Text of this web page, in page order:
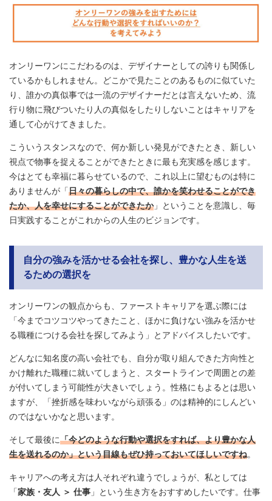
オンリーワンにこだわるのは、デザイナーとしての誇りも関係し
ているかもしれません。どこかで見たことのあるものに似ていた
り、誰かの真似事では一流のデザイナーだとは言えないため、流
行り物に飛びついたり人の真似をしたりしないことはキャリアを
通して心がけてきました。
こういうスタンスなので、何か新しい発見ができたとき、新しい
視点で物事を捉えることができたときに最も充実感を感じます。
今はとても幸福に暮らせているので、これ以上に望むものは特に
ありませんが「日々の暮らしの中で、誰かを笑わせることができ
たか、人を幸せにすることができたか」ということを意識し、毎
日実践することがこれからの人生のビジョンです。
自分の強みを活かせる会社を探し、豊かな人生を送
るための選択を
オンリーワンの観点からも、ファーストキャリアを選ぶ際には
「今までコツコツやってきたこと、ほかに負けない強みを活かせ
る職種につける会社を探してみよう」とアドバイスしたいです。
どんなに知名度の高い会社でも、自分が取り組んできた方向性と
かけ離れた職種に就いてしまうと、スタートラインで周囲との差
が付いてしまう可能性が大きいでしょう。性格にもよるとは思い
ますが、「挫折感を味わいながら頑張る」のは精神的にしんどい
のではないかなと思います。
そして最後に「今どのような行動や選択をすれば、より豊かな人
生を送れるのか」という目線もぜひ持っておいてほしいですね。
キャリアへの考え方は人それぞれ違うでしょうが、私としては
「家族・友人 ＞ 仕事 」という生き方をおすすめしたいです。仕事